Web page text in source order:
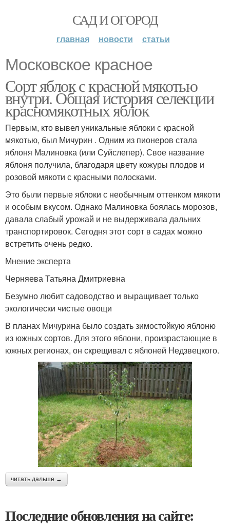
САД И ОГОРОД
главная новости статьи
Московское красное
Сорт яблок с красной мякотью
внутри. Общая история селекции
красномякотных яблок
Первым, кто вывел уникальные яблоки с красной
мякотью, был Мичурин . Одним из пионеров стала
яблоня Малиновка (или Суйслепер). Свое название
яблоня получила, благодаря цвету кожуры плодов и
розовой мякоти с красными полосками.
Это были первые яблоки с необычным оттенком мякоти
и особым вкусом. Однако Малиновка боялась морозов,
давала слабый урожай и не выдерживала дальних
транспортировок. Сегодня этот сорт в садах можно
встретить очень редко.
Мнение эксперта
Черняева Татьяна Дмитриевна
Безумно любит садоводство и выращивает только
экологически чистые овощи
В планах Мичурина было создать зимостойкую яблоню
из южных сортов. Для этого яблони, произрастающие в
южных регионах, он скрещивал с яблоней Недзвецкого.
читать дальше →
Последние обновления на сайте: